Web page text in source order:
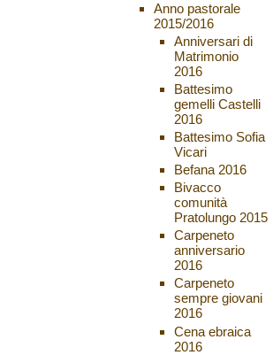
Anno pastorale
2015/2016
Anniversari di
Matrimonio
2016
Battesimo
gemelli Castelli
2016
Battesimo Sofia
Vicari
Befana 2016
Bivacco
comunità
Pratolungo 2015
Carpeneto
anniversario
2016
Carpeneto
sempre giovani
2016
Cena ebraica
2016